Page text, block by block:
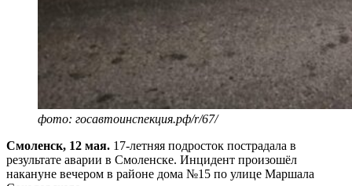
фото: госавтоинспекция.рф/r/67/
Смоленск, 12 мая. 17-летняя подросток пострадала в
результате аварии в Смоленске. Инцидент произошёл
накануне вечером в районе дома №15 по улице Маршала